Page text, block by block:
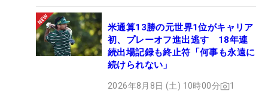
米通算13勝の元世界1位がキャリア
初、プレーオフ進出逃す 18年連
続出場記録も終止符「何事も永遠に
続けられない」
2026年8月8日 (土) 10時00分 1